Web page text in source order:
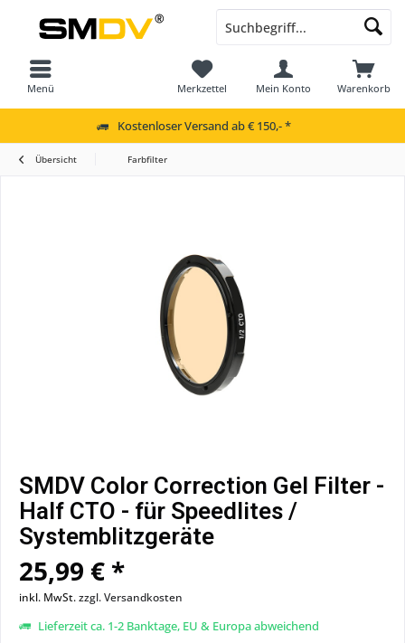
Menü Warenkorb
Merkzettel Mein Konto
Kostenloser Versand ab € 150,- *
Übersicht Farbfilter
SMDV Color Correction Gel Filter -
Half CTO - für Speedlites /
Systemblitzgeräte
25,99 € *
inkl. MwSt.zzgl. Versandkosten
Lieferzeit ca. 1-2 Banktage, EU & Europa abweichend